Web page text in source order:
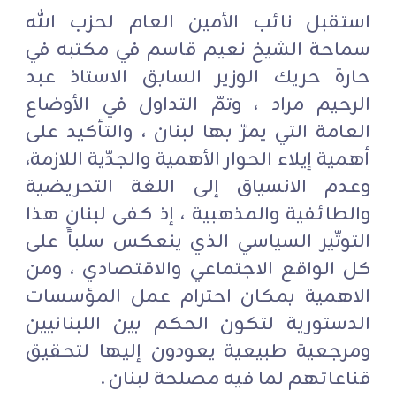
استقبل نائب الأمين العام لحزب الله
سماحة الشيخ نعيم قاسم في مكتبه في
حارة حريك الوزير السابق الاستاذ عبد
الرحيم مراد ، وتمّ التداول في الأوضاع
العامة التي يمرّ بها لبنان ، والتأكيد على
أهمية إيلاء الحوار الأهمية والجدّية اللازمة،
وعدم الانسياق إلى اللغة التحريضية
والطائفية والمذهبية ، إذ كفى لبنان هذا
التوتّير السياسي الذي ينعكس سلباًَ على
كل الواقع الاجتماعي والاقتصادي ، ومن
الاهمية بمكان احترام عمل المؤسسات
الدستورية لتكون الحكم بين اللبنانيين
ومرجعية طبيعية يعودون إليها لتحقيق
قناعاتهم لما فيه مصلحة لبنان .